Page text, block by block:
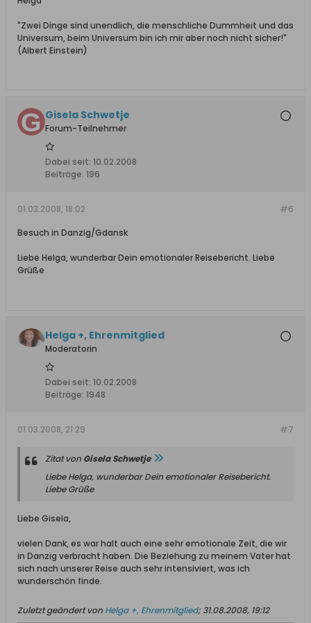
"Zwei Dinge sind unendlich, die menschliche Dummheit und das
Universum, beim Universum bin ich mir aber noch nicht sicher!"
(Albert Einstein)
Gisela Schwetje
Forum-Teilnehmer
Dabei seit: 10.02.2008
Beiträge: 196
#6
01.03.2008, 18:02
Besuch in Danzig/Gdansk
Liebe Helga, wunderbar Dein emotionaler Reisebericht. Liebe
Grüße
Helga +, Ehrenmitglied
Moderatorin
Dabei seit: 10.02.2008
Beiträge: 1948
#7
01.03.2008, 21:29
Zitat von Gisela Schwetje
Liebe Helga, wunderbar Dein emotionaler Reisebericht.
Liebe Grüße
Liebe Gisela,
vielen Dank, es war halt auch eine sehr emotionale Zeit, die wir
in Danzig verbracht haben. Die Beziehung zu meinem Vater hat
sich nach unserer Reise auch sehr intensiviert, was ich
wunderschön finde.
Zuletzt geändert von Helga +, Ehrenmitglied; 31.08.2008, 19:12